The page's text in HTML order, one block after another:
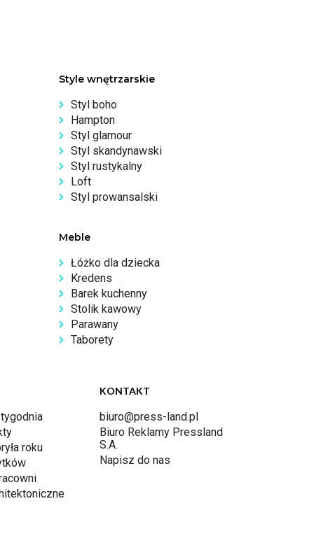
Style wnętrzarskie
Styl boho
Hampton
Styl glamour
Styl skandynawski
Styl rustykalny
Loft
Styl prowansalski
Meble
Łóżko dla dziecka
Kredens
Barek kuchenny
Stolik kawowy
Parawany
Taborety
roku
KONTAKT
biuro@press-land.pl
Biuro Reklamy Pressland
S.A.
Napisz do nas